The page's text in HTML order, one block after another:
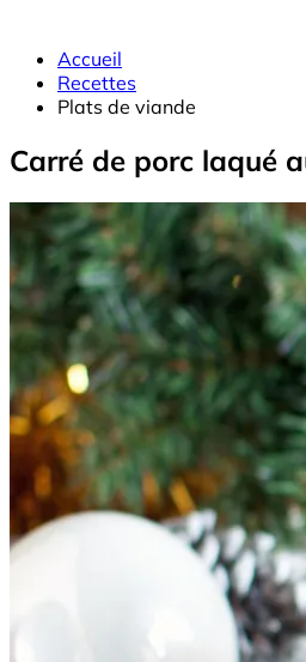
Accueil
Recettes
Plats de viande
Carré de porc laqué